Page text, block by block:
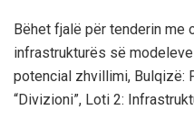
Bëhet fjalë për tenderin me
infrastrukturës së
potencial zhvillimi, Bulqizë:
“Divizioni”, Loti 2: